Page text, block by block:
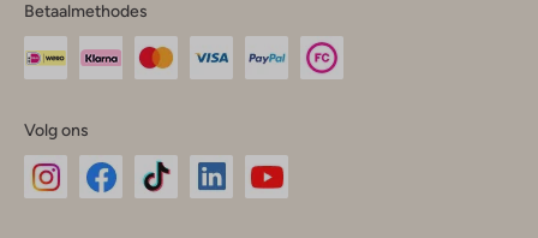
Betaalmethodes
Volg ons